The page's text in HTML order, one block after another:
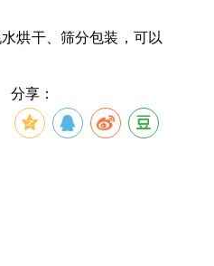
烘干、筛分包装，可以
分享：